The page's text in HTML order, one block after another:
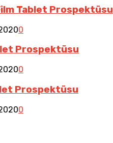
Tablet Prospektüsu
0
Prospektüsu
0
Prospektüsu
0